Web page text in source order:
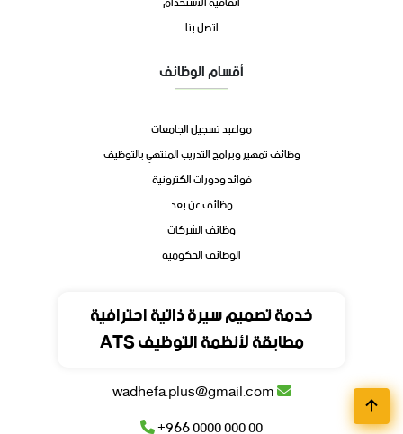
خدمة تصميم سيرة ذاتية احترافية
مطابقة لأنظمة التوظيف ATS
اتصل بنا
أقسام الوظائف
مواعيد تسجيل الجامعات
وظائف تمهير وبرامج التدريب المنتهي بالتوظيف
فوائد ودورات الكترونية
وظائف عن بعد
وظائف الشركات
الوظائف الحكوميه
المملكة العربية السعودية